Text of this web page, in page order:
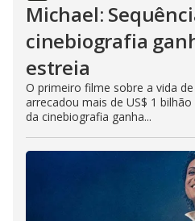
Michael:
cinebiografia
estreia
O primeiro filme sobre a vida de
arrecadou mais de US$ 1
da cinebiografia ganha...